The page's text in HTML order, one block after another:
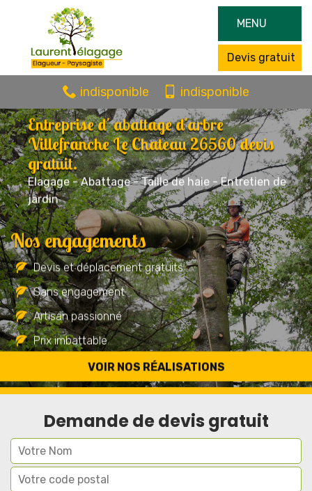
MENU
Devis gratuit
indisponible indisponible
Entreprise d' abattage d'arbre
Villefranche Le Chateau 26560 devis
gratuit.
Elagage - Abattage - Taille de haie - Entretien de
jardin
VOIR NOS RÉALISATIONS
Nos engagements
Devis et déplacement gratuits
Sans engagement
Artisan passionné
Prix imbattable
Travail de qualité
Demande de devis gratuit